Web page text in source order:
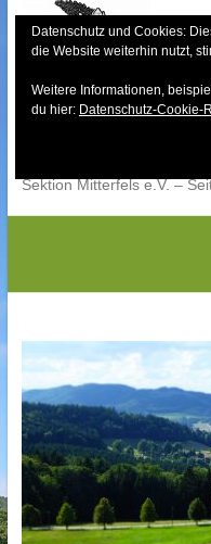
content
Bayerischer
Sektion Mitterfels e.V. –
Datenschutz und Cookies:
die Website weiterhin nutzt,
Weitere Informationen,
du hier: Datenschutz-Cookie-